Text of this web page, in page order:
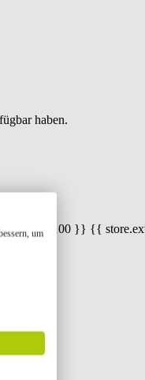
haben.
* 100) / 100 }} {{
um